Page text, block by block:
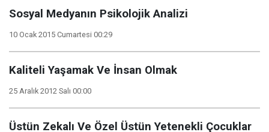
Sosyal Medyanın Psikolojik Analizi
10 Ocak 2015 Cumartesi 00:29
Kaliteli Yaşamak Ve İnsan Olmak
25 Aralık 2012 Salı 00:00
Üstün Zekalı Ve Özel Üstün Yetenekli Çocuklar